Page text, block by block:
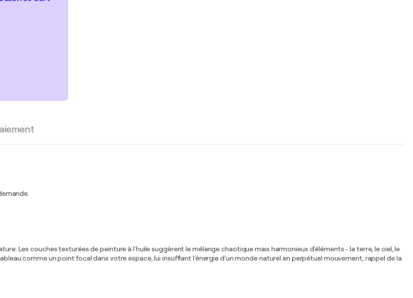
Les couches texturées de peinture à l'huile suggèrent le mélange chaotique mais harmonieux d'éléments - la terre, le ciel, le
comme un point focal dans votre espace, lui insufflant l'énergie d'un monde naturel en perpétuel mouvement, rappel de la